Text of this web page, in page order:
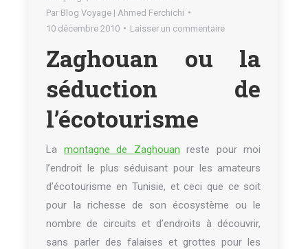
Par Blog Voyage | Ahmed Ferchichi
10 décembre 2010
Laisser un commentaire
Zaghouan ou la
séduction de
l’écotourisme
La montagne de Zaghouan reste pour moi
l’endroit le plus séduisant pour les amateurs
d’écotourisme en Tunisie, et ceci que ce soit
pour la richesse de son écosystème ou le
nombre de circuits et d’endroits à découvrir,
sans parler des falaises et grottes pour les